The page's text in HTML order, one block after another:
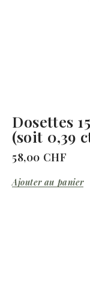
Dosettes
(soit 0,39
58,00 CHF
Ajouter au panier